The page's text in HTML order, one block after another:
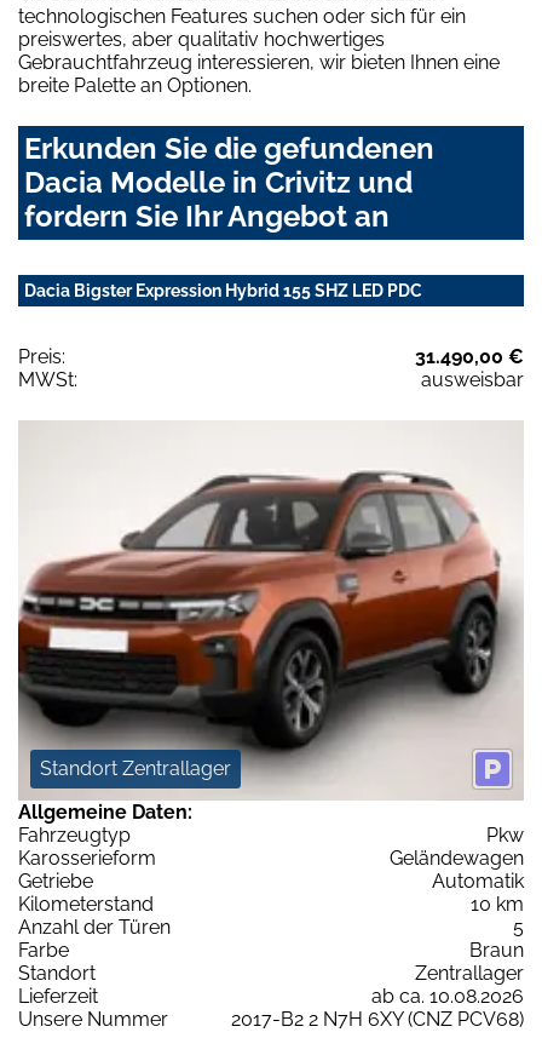
technologischen Features suchen oder sich für ein
preiswertes, aber qualitativ hochwertiges
Gebrauchtfahrzeug interessieren, wir bieten Ihnen eine
breite Palette an Optionen.
Erkunden Sie die gefundenen
Dacia Modelle in Crivitz und
fordern Sie Ihr Angebot an
Dacia Bigster Expression Hybrid 155 SHZ LED PDC
Preis:
31.490,00 €
MWSt:
ausweisbar
Standort Zentrallager
Allgemeine Daten:
Fahrzeugtyp
Pkw
Karosserieform
Geländewagen
Getriebe
Automatik
Kilometerstand
10 km
Anzahl der Türen
5
Farbe
Braun
Standort
Zentrallager
Lieferzeit
ab ca. 10.08.2026
Unsere Nummer
2017-B2 2 N7H 6XY (CNZ PCV68)